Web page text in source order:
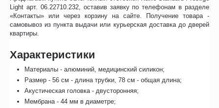
Light арт. 06.22710.232, оставив заявку по телефонам в разделе
«Контакты» или через корзину на сайте. Получение товара -
самовывоз из пункта выдачи или курьерская доставка до дверей
квартиры.
Характеристики
Материалы - алюминий, медицинский силикон;
Размер - 56 см - длина трубки, 78 см - общая длина;
Акустическая головка - двусторонняя;
Мембрана - 44 мм в диаметре;